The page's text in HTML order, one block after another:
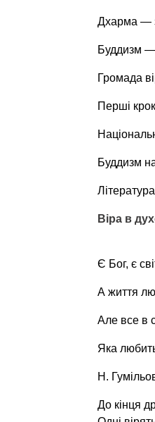
Дхарма —
Буддизм —
Громада
Перші
Буддизм
Література
Віра в
Є Бог, є
А життя
Але все в
Яка любить
Н.
До кінця